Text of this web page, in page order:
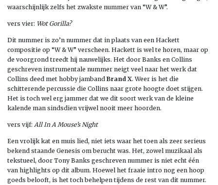
waarschijnlijk zelfs het zwakste nummer van “W & W”.
vers vier: Wot Gorilla?
Dit nummer is zo’n nummer dat in plaats van een Hackett
compositie op “W & W” verscheen. Hackett is wel te horen, maar op
de voorgrond treedt hij nauwelijks. Het door Banks en Collins
geschreven instrumentale nummer neigt veel naar het werk dat
Collins deed met hobby jamband Brand X. Weer is het die
schitterende percussie die Collins naar grote hoogte doet stijgen.
Het is toch wel erg jammer dat we dit soort werk van de kleine
kalende man sindsdien vrijwel nooit meer hoorden.
vers vijf: All In A Mouse’s Night
Een vrolijk kat en muis lied, niet iets waar het toen als zeer serieus
bekend staande Genesis om berucht was. Het, zowel muzikaal als
tekstueel, door Tony Banks geschreven nummer is niet echt één
van highlights op dit album. Hoewel het fraaie intro nog een hoop
goeds belooft, is het toch behelpen tijdens de rest van dit nummer.